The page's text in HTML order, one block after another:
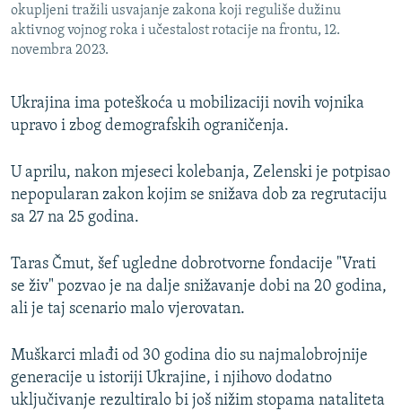
okupljeni tražili usvajanje zakona koji reguliše dužinu
aktivnog vojnog roka i učestalost rotacije na frontu, 12.
novembra 2023.
Ukrajina ima poteškoća u mobilizaciji novih vojnika
upravo i zbog demografskih ograničenja.
U aprilu, nakon mjeseci kolebanja, Zelenski je potpisao
nepopularan zakon kojim se snižava dob za regrutaciju
sa 27 na 25 godina.
Taras Čmut, šef ugledne dobrotvorne fondacije "Vrati
se živ" pozvao je na dalje snižavanje dobi na 20 godina,
ali je taj scenario malo vjerovatan.
Muškarci mlađi od 30 godina dio su najmalobrojnije
generacije u istoriji Ukrajine, i njihovo dodatno
uključivanje rezultiralo bi još nižim stopama nataliteta